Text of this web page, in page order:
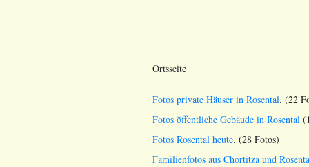
Ortsseite
Fotos private Häuser in Rosental. (22
Fotos öffentliche Gebäude in Rosental
Fotos Rosental heute. (28 Fotos)
Familienfotos aus Chortitza und